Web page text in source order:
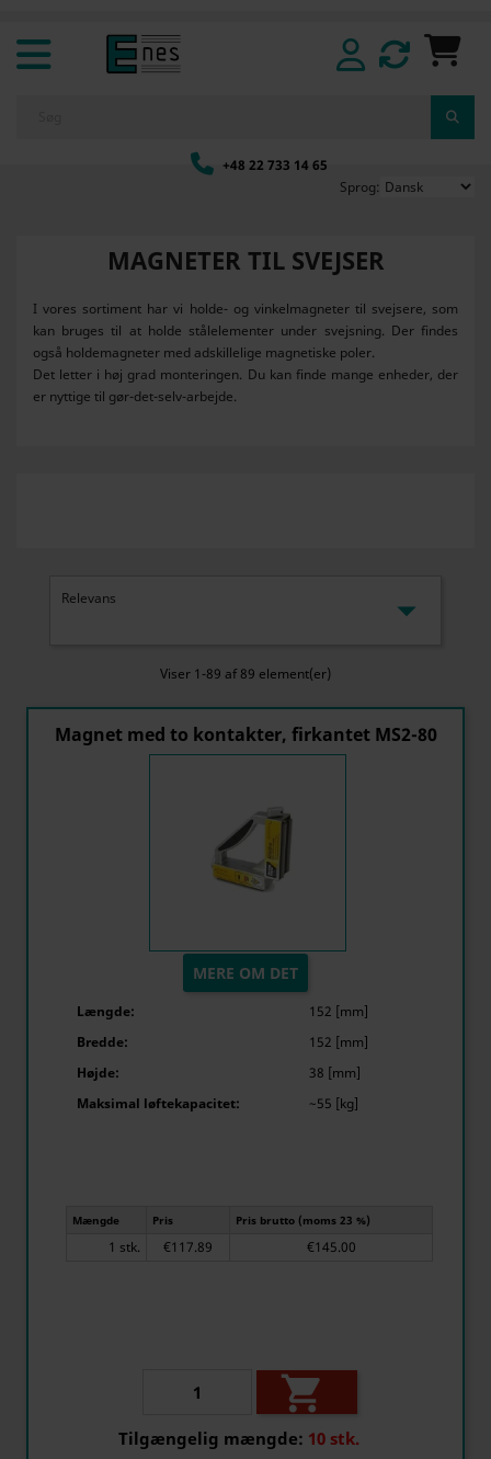
+48 22 733 14 65
Sprog:
MAGNETER TIL SVEJSER
I vores sortiment har vi holde- og vinkelmagneter til svejsere, som
kan bruges til at holde stålelementer under svejsning. Der findes
også holdemagneter med adskillelige magnetiske poler.
Det letter i høj grad monteringen. Du kan finde mange enheder, der
er nyttige til gør-det-selv-arbejde.
Relevans 
Viser 1-89 af 89 element(er)
Magnet med to kontakter, firkantet MS2-80
MERE OM DET
Længde:
152 [mm]
Bredde:
152 [mm]
Højde:
38 [mm]
Maksimal løftekapacitet:
~55 [kg]
Mængde Pris Pris brutto (moms 23 %)
1 stk. €117.89 €145.00

Tilgængelig mængde: 10 stk.